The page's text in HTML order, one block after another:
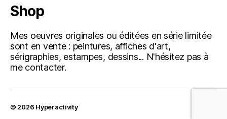
Shop
Mes oeuvres originales ou éditées en série limitée
sont en vente : peintures, affiches d'art,
sérigraphies, estampes, dessins... N'hésitez pas à
me contacter.
© 2026 Hyperactivity